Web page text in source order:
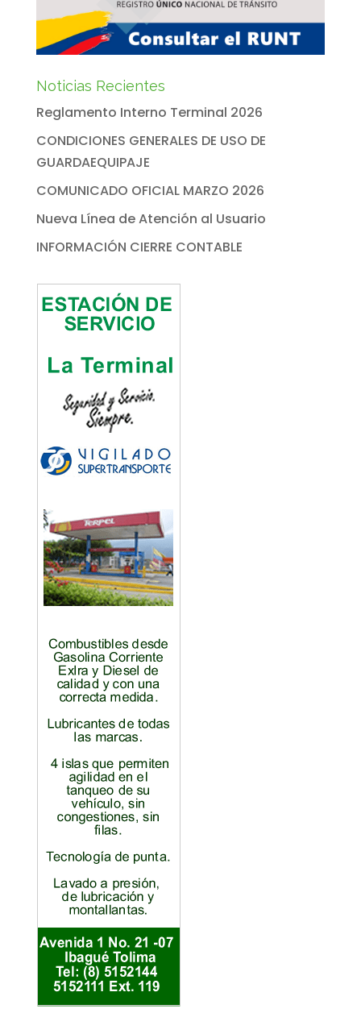
Noticias Recientes
Reglamento Interno Terminal 2026
CONDICIONES GENERALES DE USO DE
GUARDAEQUIPAJE
COMUNICADO OFICIAL MARZO 2026
Nueva Línea de Atención al Usuario
INFORMACIÓN CIERRE CONTABLE